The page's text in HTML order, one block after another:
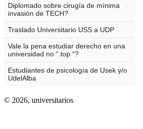
© 2026, universitarios